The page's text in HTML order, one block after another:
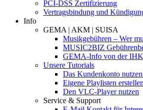
PCI-DSS Zertifizierung
Vertragsbindung und
Info
GEMA | AKM | SUISA
Musikgebühren – Wer
MUSIC2BIZ
GEMA-Info von der IHK
Unsere Tutorials
Das Kundenkonto
Eigene Playlisten erstellen
Den VLC-Player nutzen
Service & Support